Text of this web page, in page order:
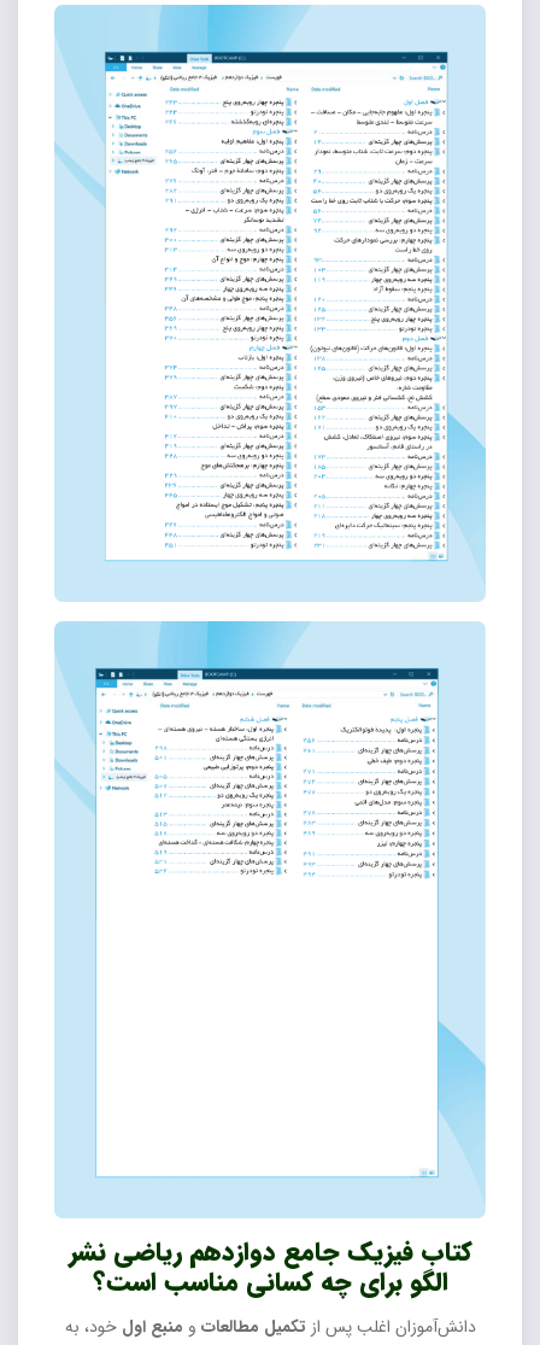
کتاب فیزیک جامع دوازدهم ریاضی نشر
الگو برای چه کسانی مناسب است؟
دانش‌آموزان اغلب پس از تکمیل مطالعات و منبع اول خود، به